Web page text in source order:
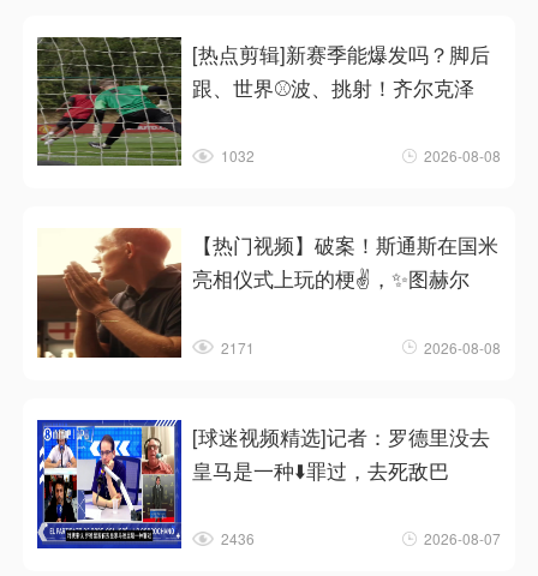
[热点剪辑]新赛季能爆发吗？脚后
跟、世界⚾波、挑射！齐尔克泽
1032 2026-08-08
【热门视频】破案！斯通斯在国米
亮相仪式上玩的梗✌️，✨图赫尔
2171 2026-08-08
[球迷视频精选]记者：罗德里没去
皇马是一种⬇️罪过，去死敌巴
2436 2026-08-07